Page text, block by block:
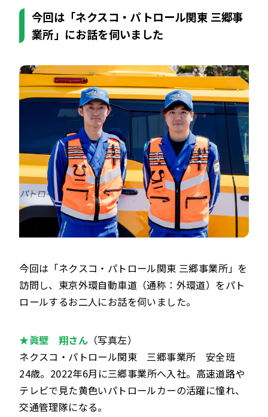
今回は「ネクスコ・パトロール関東 三郷事
業所」にお話を伺いました
今回は「ネクスコ・パトロール関東 三郷事業所」を
訪問し、東京外環自動車道（通称：外環道）をパト
ロールするお二人にお話を伺いました。
★眞壁 翔さん（写真左）
ネクスコ・パトロール関東 三郷事業所 安全班
24歳。2022年6月に三郷事業所へ入社。高速道路や
テレビで見た黄色いパトロールカーの活躍に憧れ、
交通管理隊になる。